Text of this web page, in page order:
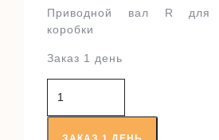
Приводной вал R для
коробки
Заказ 1 день
товара
Приводной
вал